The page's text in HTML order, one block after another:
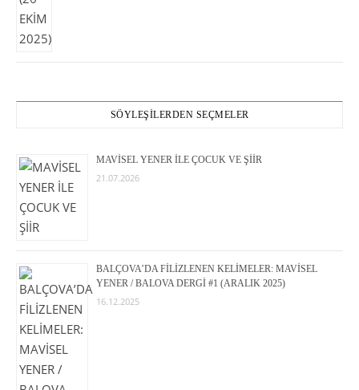
SÖYLEŞİLERDEN SEÇMELER
MAVİSEL YENER İLE ÇOCUK VE ŞİİR
21.07.2026
BALÇOVA’DA FİLİZLENEN KELİMELER: MAVİSEL
YENER / BALOVA DERGİ #1 (ARALIK 2025)
16.12.2025